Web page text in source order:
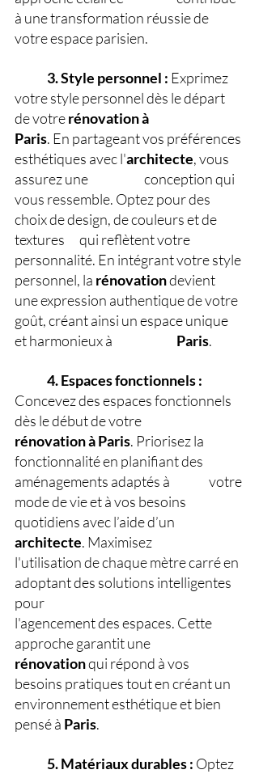
à une transformation réussie de
votre espace parisien.
3. Style personnel : Exprimez
votre style personnel dès le départ
de votre rénovationà
Paris. En partageant vos préférences
esthétiques avec l'architecte, vous
assurez une
conception qui
vous ressemble. Optez pour des
choix de design, de couleurs et de
textures 	qui reflètent votre
personnalité. En intégrant votre style
personnel, la rénovation devient
une expression authentique de votre
goût, créant ainsi un espace unique
et harmonieux à
Paris.
4. Espaces fonctionnels :
Concevez des espaces fonctionnels
dès le début de votre
rénovationàParis. Priorisez la
fonctionnalité en planifiant des
aménagements adaptés à
votre
mode de vie et à vos besoins
quotidiens avec l’aide d’un
architecte. Maximisez
l'utilisation de chaque mètre carré en
adoptant des solutions intelligentes
pour
l'agencement des espaces. Cette
approche garantit une
rénovation qui répond à vos
besoins pratiques tout en créant un
environnement esthétique et bien
pensé à Paris.
5. Matériaux durables : Optez